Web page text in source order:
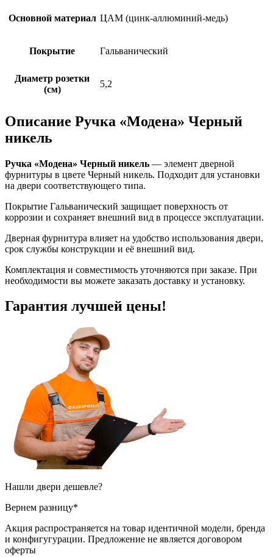
Основной материал ЦАМ (цинк-аллюминий-медь)
Покрытие Гальванический
Диаметр розетки
(см)
5,2
Описание Ручка «Модена» Черный
никель
Ручка «Модена» Черный никель — элемент дверной
фурнитуры в цвете Черный никель. Подходит для установки
на двери соответствующего типа.
Покрытие Гальванический защищает поверхность от
коррозии и сохраняет внешний вид в процессе эксплуатации.
Дверная фурнитура влияет на удобство использования двери,
срок службы конструкции и её внешний вид.
Комплектация и совместимость уточняются при заказе. При
необходимости вы можете заказать доставку и установку.
Гарантия лучшей цены!
Нашли двери дешевле?
Вернем разницу*
Акция распространяется на товар идентичной модели, бренда
и конфигугурации. Предложение не является договором
оферты